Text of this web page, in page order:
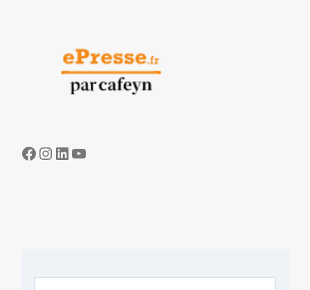
Facebook
Instagram
LinkedIn
YouTube